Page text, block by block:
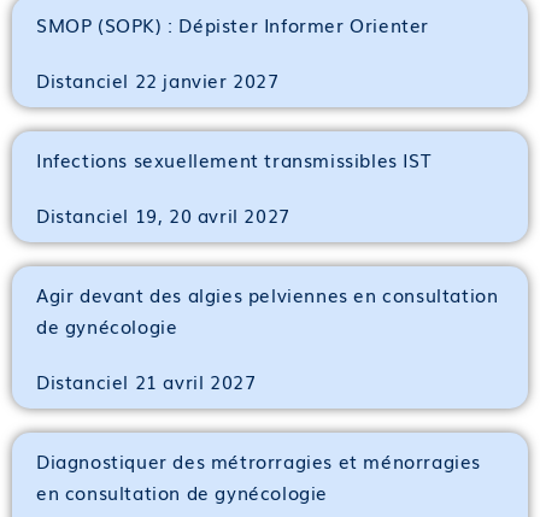
SMOP (SOPK) : Dépister Informer Orienter
Distanciel 22 janvier 2027
Infections sexuellement transmissibles IST
Distanciel 19, 20 avril 2027
Agir devant des algies pelviennes en consultation
de gynécologie
Distanciel 21 avril 2027
Diagnostiquer des métrorragies et ménorragies
en consultation de gynécologie